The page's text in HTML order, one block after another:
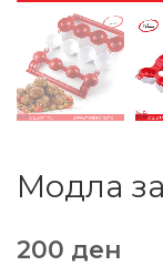
Модла
200 ден